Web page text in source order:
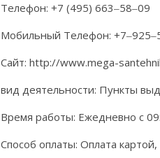
Телефон: +7 (495) 663‒58‒09
Мобильный Телефон:
Сайт: http://www.mega-
вид деятельности: Пункты
Время работы: Ежедневно с
Способ оплаты: Оплата